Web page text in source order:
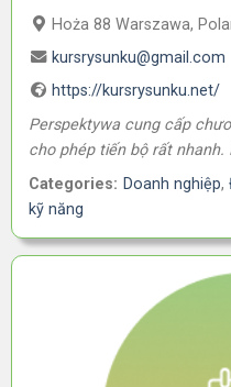
Hoża 88 Warszawa,
kursrysunku@gmail.com
https://kursrysunku.net/
Perspektywa cung cấp
cho phép tiến bộ rất nhanh.
Categories: Doanh nghiệp,
kỹ năng